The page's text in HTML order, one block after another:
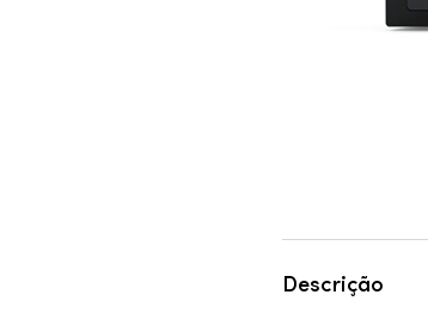
Descrição